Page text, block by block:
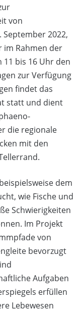
von
September 2022,
im Rahmen der
11 bis 16 Uhr den
zur Verfügung
findet das
statt und dient
die regionale
mit den
dem
wie Fische und
Schwierigkeiten
Im Projekt
von
bevorzugt
Aufgaben
erfüllen
Lebewesen